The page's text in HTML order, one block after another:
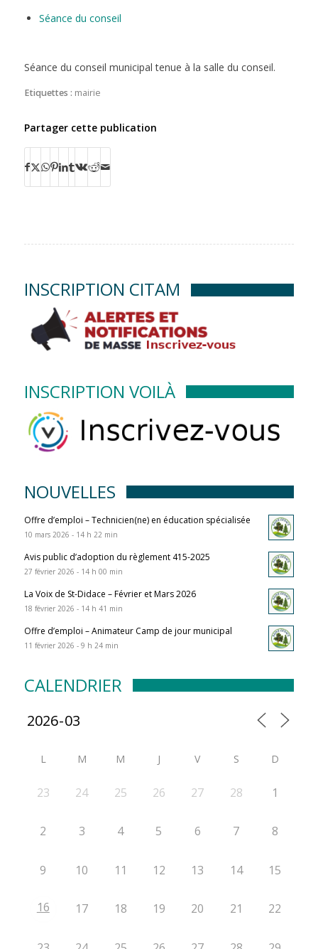
Séance du conseil
Séance du conseil municipal tenue à la salle du conseil.
Etiquettes : mairie
Partager cette publication
INSCRIPTION CITAM
INSCRIPTION VOILÀ
NOUVELLES
Offre d’emploi – Technicien(ne) en éducation spécialisée
10 mars 2026 - 14 h 22 min
Avis public d’adoption du règlement 415-2025
27 février 2026 - 14 h 00 min
La Voix de St-Didace – Février et Mars 2026
18 février 2026 - 14 h 41 min
Offre d’emploi – Animateur Camp de jour municipal
11 février 2026 - 9 h 24 min
CALENDRIER
L M M J V S D
23 24 25 26 27 28 1
2 3 4 5 6 7 8
9 10 11 12 13 14 15
16 17 18 19 20 21 22